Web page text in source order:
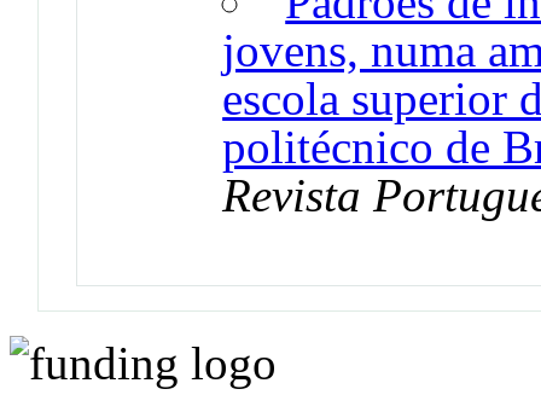
jovens, numa
escola superior
politécnico de
Revista